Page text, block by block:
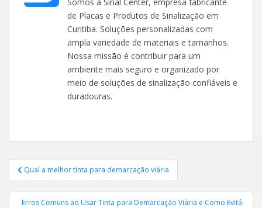
de Placas e Produtos de Sinalização em
Curitiba. Soluções personalizadas com
ampla variedade de materiais e tamanhos.
Nossa missão é contribuir para um
ambiente mais seguro e organizado por
meio de soluções de sinalização confiáveis e
duradouras.
Navegação
de
Post
Qual a melhor tinta para demarcação viária
Erros Comuns ao Usar Tinta para Demarcação Viária e Como Evitá-